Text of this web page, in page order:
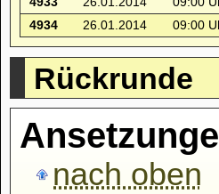
4934
26.01.2014 09:00
Rückrunde
nach oben